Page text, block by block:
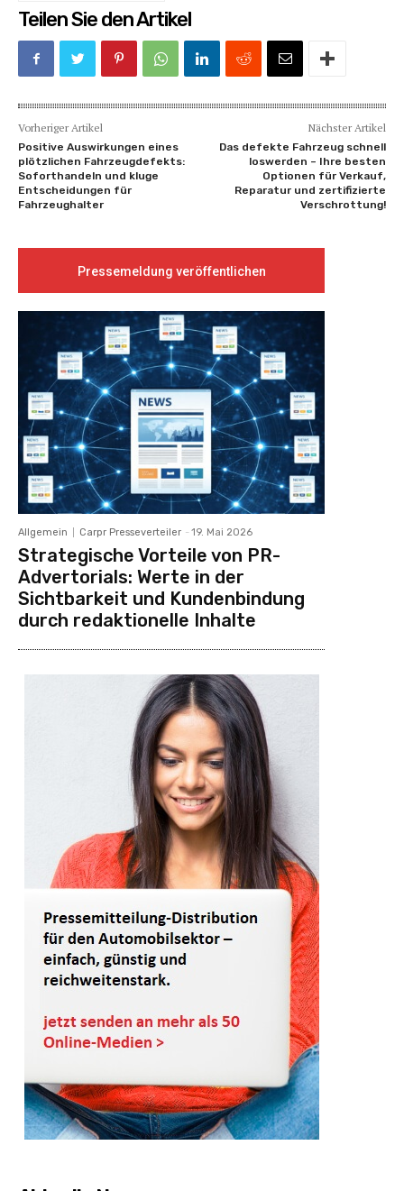
Teilen Sie den Artikel
Vorheriger Artikel
Positive Auswirkungen eines
plötzlichen Fahrzeugdefekts:
Soforthandeln und kluge
Entscheidungen für
Fahrzeughalter
Nächster Artikel
Das defekte Fahrzeug schnell
loswerden – Ihre besten
Optionen für Verkauf,
Reparatur und zertifizierte
Verschrottung!
Pressemeldung veröffentlichen
Allgemein Carpr Presseverteiler - 19. Mai 2026
Strategische Vorteile von PR-
Advertorials: Werte in der
Sichtbarkeit und Kundenbindung
durch redaktionelle Inhalte